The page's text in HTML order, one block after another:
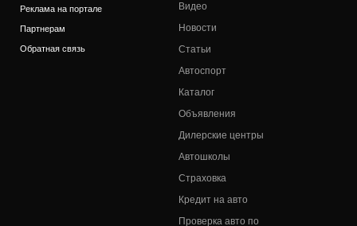
Реклама на портале
Партнерам
Обратная связь
Видео
Новости
Статьи
Автоспорт
Каталог
Объявления
Дилерские центры
Автошколы
Страховка
Кредит на авто
Проверка авто по